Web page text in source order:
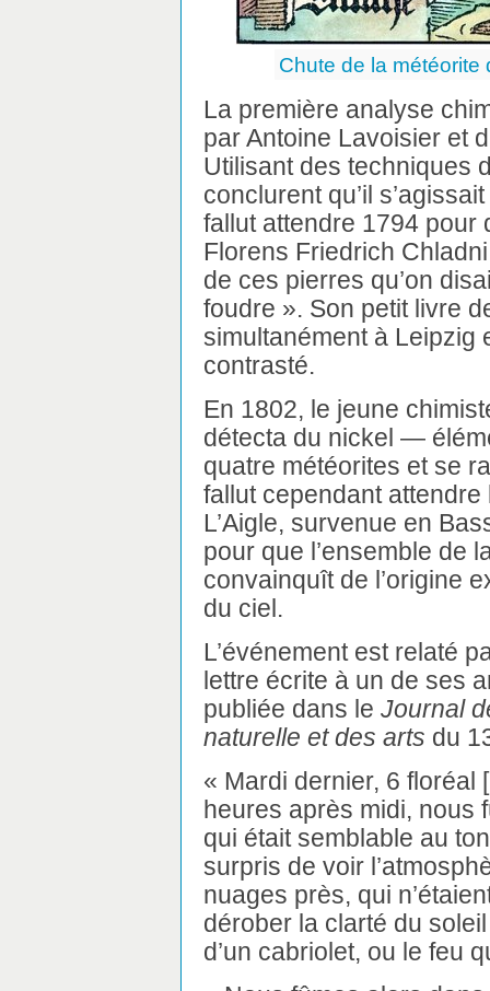
Chute de la météorite
La première analyse
par Antoine Lavoisier et
Utilisant des techniques
conclurent qu’il
fallut attendre 1794 pour
Florens Friedrich
de ces pierres qu’on
foudre ». Son petit livre
simultanément à Leipzig
contrasté.
En 1802, le jeune
détecta du nickel —
quatre météorites et se
fallut cependant
L’Aigle, survenue en
pour que l’ensemble de
convainquît de l’origine
du ciel.
L’événement est relaté
lettre écrite à un de ses
publiée dans le Journal
naturelle et des arts du
« Mardi dernier, 6 floréal
heures après midi, nous
qui était semblable au
surpris de voir
nuages près, qui
dérober la clarté du
d’un cabriolet, ou le feu